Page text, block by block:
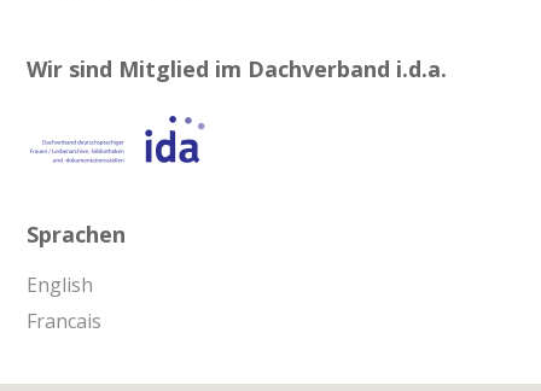
Wir sind Mitglied im Dachverband i.d.a.
Sprachen
English
Francais